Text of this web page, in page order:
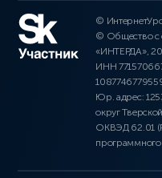
©
© Общество с
«ИНТЕРДА»,
ИНН
Юр. адрес:
округ
ОКВЭД 62.01
программного